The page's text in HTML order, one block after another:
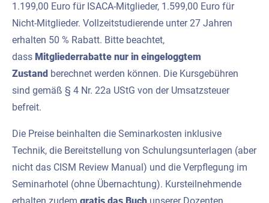
1.199,00 Euro für ISACA-Mitglieder, 1.599,00 Euro für
Nicht-Mitglieder. Vollzeitstudierende unter 27 Jahren
erhalten 50 % Rabatt. Bitte beachtet,
dass Mitgliederrabatte nur in eingeloggtem
Zustand berechnet werden können. Die Kursgebühren
sind gemäß § 4 Nr. 22a UStG von der Umsatzsteuer
befreit.
Die Preise beinhalten die Seminarkosten inklusive
Technik, die Bereitstellung von Schulungsunterlagen (aber
nicht das CISM Review Manual) und die Verpflegung im
Seminarhotel (ohne Übernachtung). Kursteilnehmende